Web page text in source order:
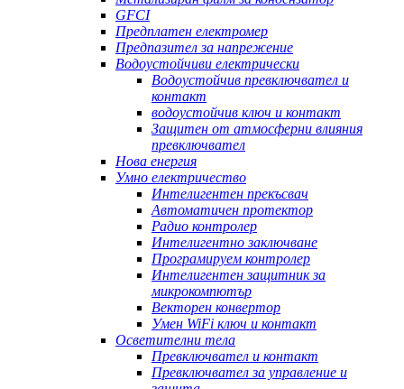
GFCI
Предплатен електромер
Предпазител за напрежение
Водоустойчиви електрически
Водоустойчив превключвател и
контакт
водоустойчив ключ и контакт
Защитен от атмосферни влияния
превключвател
Нова енергия
Умно електричество
Интелигентен прекъсвач
Автоматичен протектор
Радио контролер
Интелигентно заключване
Програмируем контролер
Интелигентен защитник за
микрокомпютър
Векторен конвертор
Умен WiFi ключ и контакт
Осветителни тела
Превключвател и контакт
Превключвател за управление и